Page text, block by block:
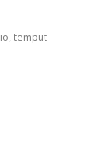
temput